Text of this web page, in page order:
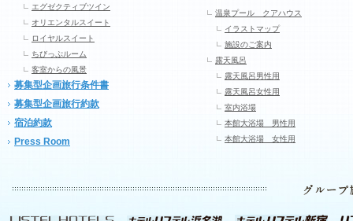
エグゼクティブツイン
オリエンタルスイート
ロイヤルスイート
ちびっぷルーム
客室からの風景
募集型企画旅行条件書
募集型企画旅行約款
宿泊約款
Press Room
温泉プール クアハウス
イラストマップ
施設のご案内
露天風呂
露天風呂男性用
露天風呂女性用
室内浴場
本館大浴場 男性用
本館大浴場 女性用